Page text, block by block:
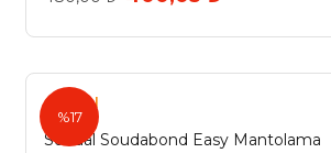
%17
Soudal
Soudal Soudabond Easy Mantolama